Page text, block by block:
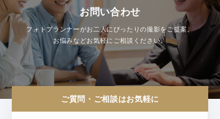
お問い合わせ
フォトプランナーがお二人にぴったりの撮影をご提案。
お悩みなどお気軽にご相談ください。
ご質問・ご相談はお気軽に